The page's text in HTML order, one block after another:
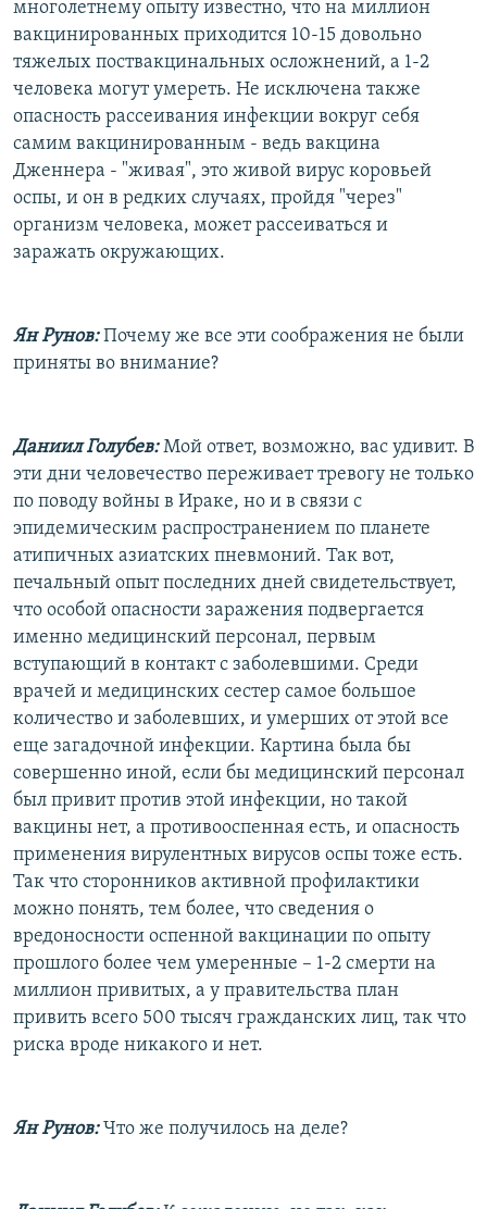
многолетнему опыту известно, что на миллион
вакцинированных приходится 10-15 довольно
тяжелых поствакцинальных осложнений, а 1-2
человека могут умереть. Не исключена также
опасность рассеивания инфекции вокруг себя
самим вакцинированным - ведь вакцина
Дженнера - "живая", это живой вирус коровьей
оспы, и он в редких случаях, пройдя "через"
организм человека, может рассеиваться и
заражать окружающих.
Ян Рунов:Почему же все эти соображения не были
приняты во внимание?
Даниил Голубев:Мой ответ, возможно, вас удивит. В
эти дни человечество переживает тревогу не только
по поводу войны в Ираке, но и в связи с
эпидемическим распространением по планете
атипичных азиатских пневмоний. Так вот,
печальный опыт последних дней свидетельствует,
что особой опасности заражения подвергается
именно медицинский персонал, первым
вступающий в контакт с заболевшими. Среди
врачей и медицинских сестер самое большое
количество и заболевших, и умерших от этой все
еще загадочной инфекции. Картина была бы
совершенно иной, если бы медицинский персонал
был привит против этой инфекции, но такой
вакцины нет, а противооспенная есть, и опасность
применения вирулентных вирусов оспы тоже есть.
Так что сторонников активной профилактики
можно понять, тем более, что сведения о
вредоносности оспенной вакцинации по опыту
прошлого более чем умеренные – 1-2 смерти на
миллион привитых, а у правительства план
привить всего 500 тысяч гражданских лиц, так что
риска вроде никакого и нет.
Ян Рунов:Что же получилось на деле?